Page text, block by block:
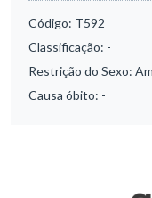
Código: T592
Classificação: -
Restrição do Sexo:
Causa óbito: -